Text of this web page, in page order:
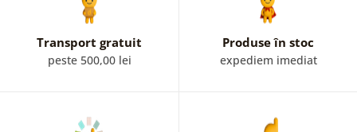
Transport gratuit
peste 500,00 lei
Produse în stoc
expediem imediat